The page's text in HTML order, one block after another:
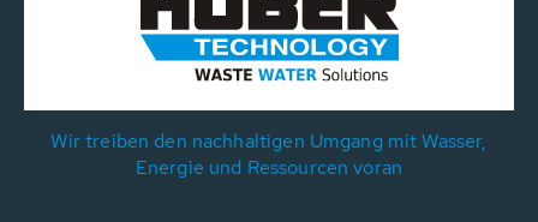
Wir treiben den nachhaltigen Umgang mit Wasser,
Energie und Ressourcen voran